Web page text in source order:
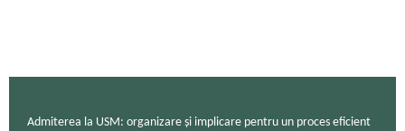
Admiterea la USM: organizare și implicare pentru un proces eficient